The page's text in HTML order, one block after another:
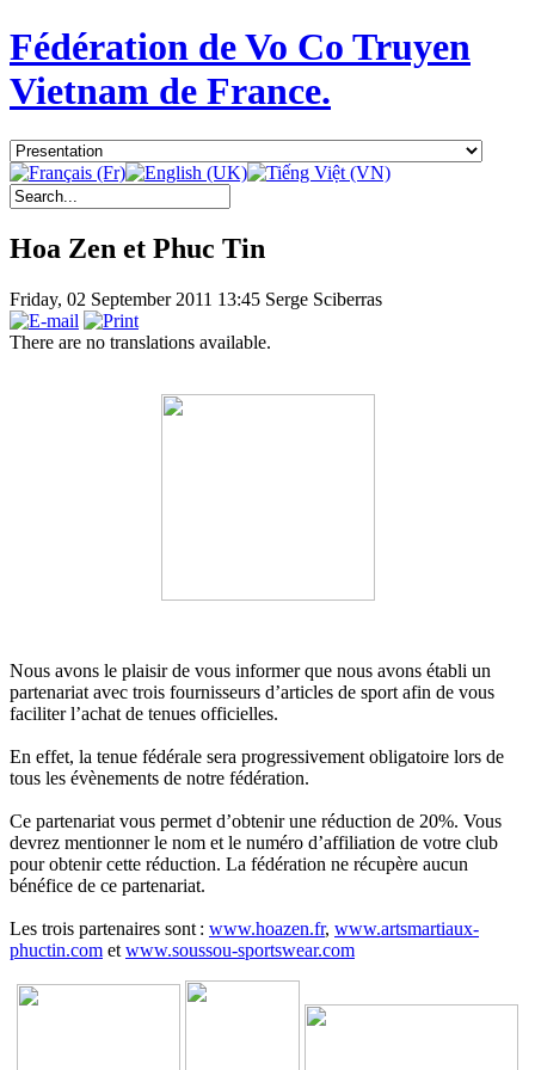
Fédération de Vo Co Truyen
Vietnam de France.
Hoa Zen et Phuc Tin
Friday, 02 September 2011 13:45 Serge Sciberras
There are no translations available.
Nous avons le plaisir de vous informer que nous avons établi un
partenariat avec trois fournisseurs d’articles de sport afin de vous
faciliter l’achat de tenues officielles.
En effet, la tenue fédérale sera progressivement obligatoire lors de
tous les évènements de notre fédération.
Ce partenariat vous permet d’obtenir une réduction de 20%. Vous
devrez mentionner le nom et le numéro d’affiliation de votre club
pour obtenir cette réduction. La fédération ne récupère aucun
bénéfice de ce partenariat.
Les trois partenaires sont : www.hoazen.fr, www.artsmartiaux-
phuctin.com et www.soussou-sportswear.com